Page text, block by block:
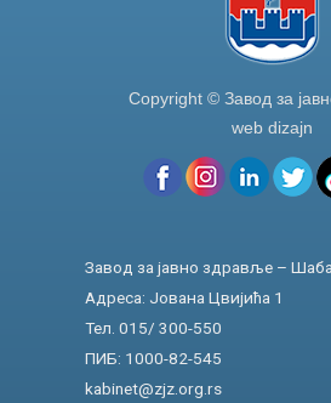
Copyright © Завод за
web dizajn
Завод за јавно здравље –
Адреса: Јована Цвијића 1
Тел. 015/ 300-550
ПИБ: 1000-82-545
kabinet@zjz.org.rs